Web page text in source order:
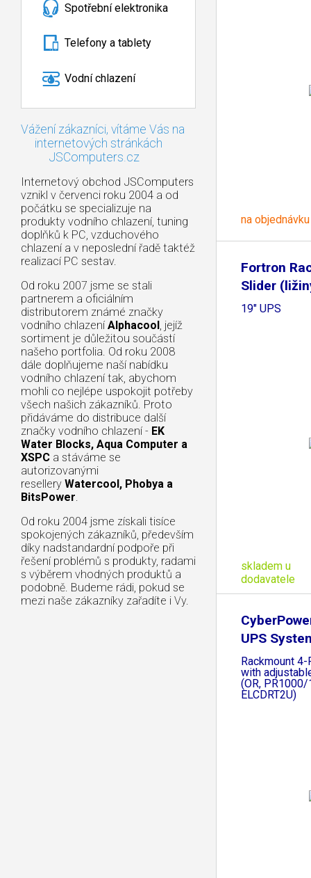
Spotřební elektronika
Telefony a tablety
Vodní chlazení
Vážení zákazníci, vítáme Vás na
internetových stránkách
JSComputers.cz
Internetový obchod JSComputers
vznikl v červenci roku 2004 a od
počátku se specializuje na
produkty vodního chlazení, tuning
doplňků k PC, vzduchového
chlazení a v neposlední řadě taktéž
realizací PC sestav.
Od roku 2007 jsme se stali
partnerem a oficiálním
distributorem známé značky
vodního chlazení Alphacool, jejíž
sortiment je důležitou součástí
našeho portfolia. Od roku 2008
dále doplňujeme naší nabídku
vodního chlazení tak, abychom
mohli co nejlépe uspokojit potřeby
všech našich zákazníků. Proto
přidáváme do distribuce další
značky vodního chlazení - EK
Water Blocks, Aqua Computer a
XSPC a stáváme se
autorizovanými
resellery Watercool, Phobya a
BitsPower.
Od roku 2004 jsme získali tisíce
spokojených zákazníků, především
díky nadstandardní podpoře při
řešení problémů s produkty, radami
s výběrem vhodných produktů a
podobně. Budeme rádi, pokud se
mezi naše zákazníky zařadíte i Vy.
na objednávku
Fortron
Slider
19" UPS
skladem u
dodavatele
UPS
Rackmount
with
(OR,
ELCDRT2U)